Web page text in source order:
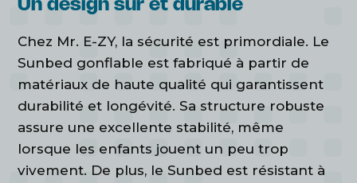
Un design sûr et durable
Chez Mr. E-ZY, la sécurité est primordiale. Le
Sunbed gonflable est fabriqué à partir de
matériaux de haute qualité qui garantissent
durabilité et longévité. Sa structure robuste
assure une excellente stabilité, même
lorsque les enfants jouent un peu trop
vivement. De plus, le Sunbed est résistant à